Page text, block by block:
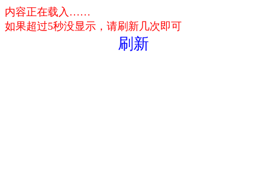
内容正在载入……
如果超过5秒没显示，请刷新几次即可
刷新